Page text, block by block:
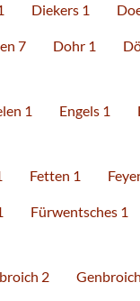
Diekers 1
7 Dohr 1
1 Engels 1
Fetten 1
Fürwentsches 1
2